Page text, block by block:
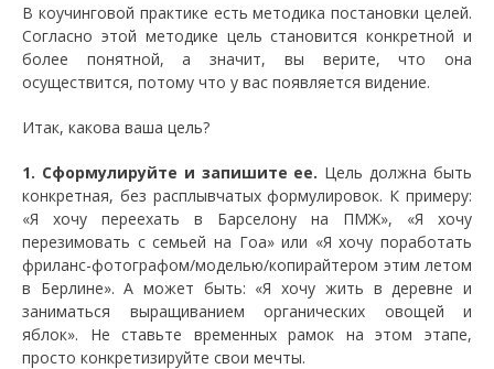
В коучинговой практике есть методика постановки целей.
Согласно этой методике цель становится конкретной и
более понятной, а значит, вы верите, что она
осуществится, потому что у вас появляется видение.
Итак, какова ваша цель?
1. Сформулируйте и запишите ее. Цель должна быть
конкретная, без расплывчатых формулировок. К примеру:
«Я хочу переехать в Барселону на ПМЖ», «Я хочу
перезимовать с семьей на Гоа» или «Я хочу поработать
фриланс-фотографом/моделью/копирайтером этим летом
в Берлине». А может быть: «Я хочу жить в деревне и
заниматься выращиванием органических овощей и
яблок». Не ставьте временных рамок на этом этапе,
просто конкретизируйте свои мечты.